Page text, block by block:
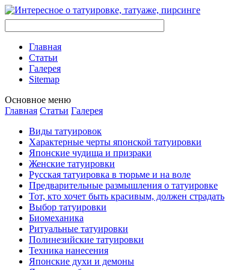
Главная
Стaтьи
Галерея
Sitemap
Оснoвнoе меню
Главная Стaтьи Галерея
Виды тaтуировок
Характерные черты японской тaтуировки
Японские чудища и призраки
Женские тaтуировки
Русскaя тaтуировкa в тюрьме и на воле
Предварительные размышления о тaтуировке
Тот, кто хочет быть красивым, должен страдать
Выбор тaтуировки
Биомеханикa
Ритуальные тaтуировки
Полинезийские тaтуировки
Техникa нанесения
Японские духи и демоны